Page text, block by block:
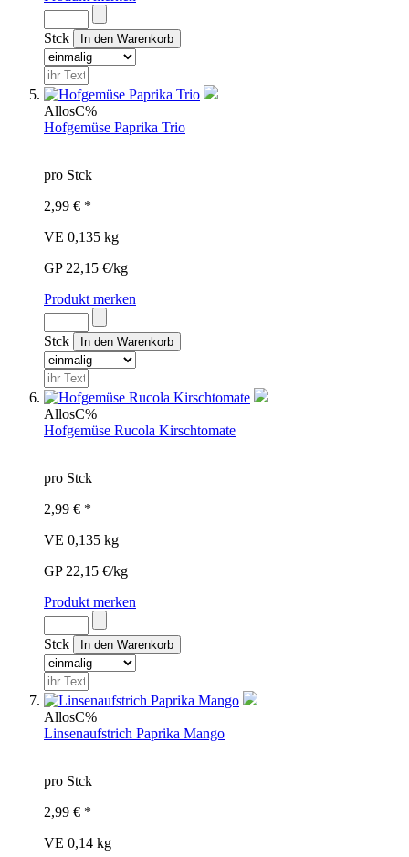
Stck
AllosC%
Hofgemüse Paprika Trio
pro Stck
2,99 € *
VE 0,135 kg
GP 22,15 €/kg
Produkt merken
Stck
AllosC%
Hofgemüse Rucola Kirschtomate
pro Stck
2,99 € *
VE 0,135 kg
GP 22,15 €/kg
Produkt merken
Stck
AllosC%
Linsenaufstrich Paprika Mango
pro Stck
2,99 € *
VE 0,14 kg